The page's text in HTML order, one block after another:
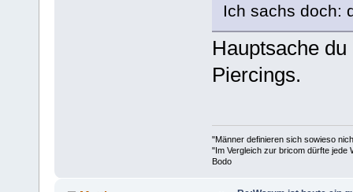
Ich sachs doch:
Hauptsache
Piercings.
"Männer definieren sich sowieso
"Im Vergleich zur bricom dürfte jede
Bodo